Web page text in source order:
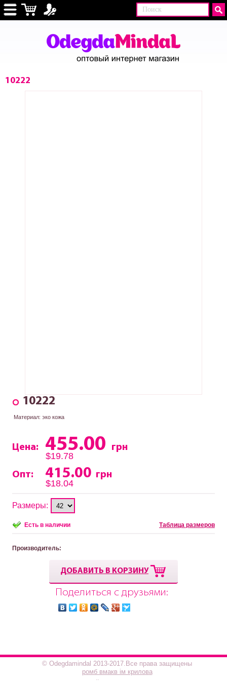
10222
10222
Материал: эко кожа
Цена: 455.00
грн
$19.78
Опт:
415.00 грн
$18.04
Размеры:
Есть в наличии Таблица размеров
Производитель:
ДОБАВИТЬ В КОРЗИНУ
Поделиться с друзьями:
© Odegdamindal 2013-2017.Все права защищены
ромб вмакв ім крилова